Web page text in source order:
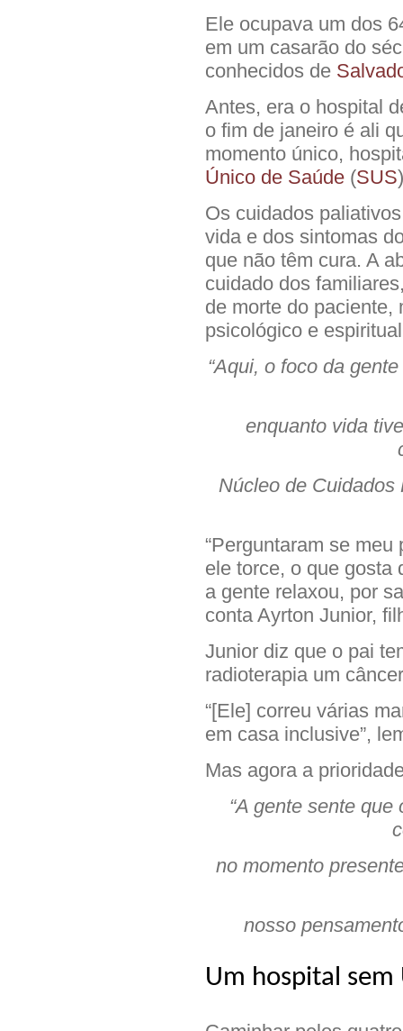
Ele ocupava um dos
em um casarão do
conhecidos de
Antes, era o hospital
o fim de janeiro é ali
momento único,
Único de Saúde (SUS
Os cuidados
vida e dos sintomas
que não têm cura. A
cuidado dos
de morte do paciente,
psicológico e
“Aqui, o foco da
enquanto vida
Núcleo de
“Perguntaram se
ele torce, o que gosta
a gente relaxou, por
conta Ayrton Junior,
Junior diz que o pai
radioterapia um
“[Ele] correu várias
em casa inclusive”,
Mas agora a
“A gente sente
no momento
nosso
Um hospital sem